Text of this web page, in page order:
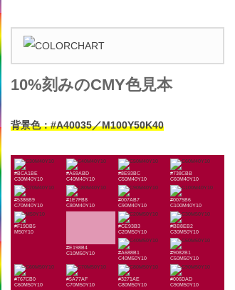
10%刻みのCMY色見本
背景色：#A40035／M100Y50K40
#BCA1BE
C30M40Y10
#A69ABD
C40M40Y10
#8E93BC
C50M40Y10
#738CBB
C60M40Y10
#5386B9
C70M40Y10
#1E7FB8
C80M40Y10
#007AB7
C90M40Y10
#0075B6
C100M40Y10
#F19DB5
M50Y10
#E198B4
C10M50Y10
#CE93B3
C20M50Y10
#BB8EB2
C30M50Y10
#A688B1
C40M50Y10
#9082B1
C50M50Y10
#767CB0
C60M50Y10
#5A77AF
C70M50Y10
#3271AE
C80M50Y10
#006DAD
C90M50Y10